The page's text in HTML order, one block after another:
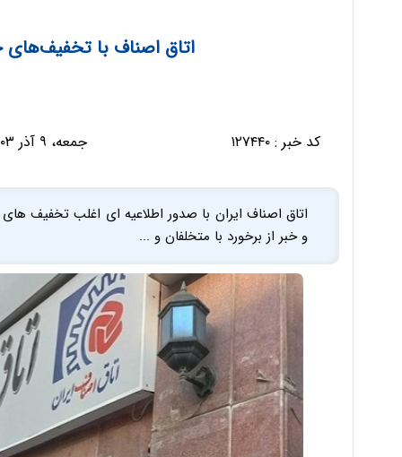
اتاق اصناف با تخفیف‌های
کد خبر : ۱۲۷۴۴۰ جمعه، ۹ آذر ۱۴۰۳ - ۱۲:۳۴:۱۷
اتاق اصناف ایران با صدور اطلاعیه ای اغلب تخفیف های
و خبر از برخورد با متخلفان و ...